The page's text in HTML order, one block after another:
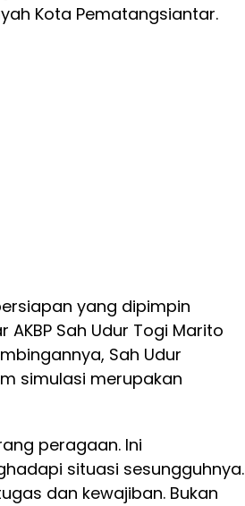
Kota Pematangsiantar.
yang dipimpin
Sah Udur Togi Marito
Sah Udur
simulasi merupakan
peragaan. Ini
situasi sesungguhnya.
dan kewajiban. Bukan